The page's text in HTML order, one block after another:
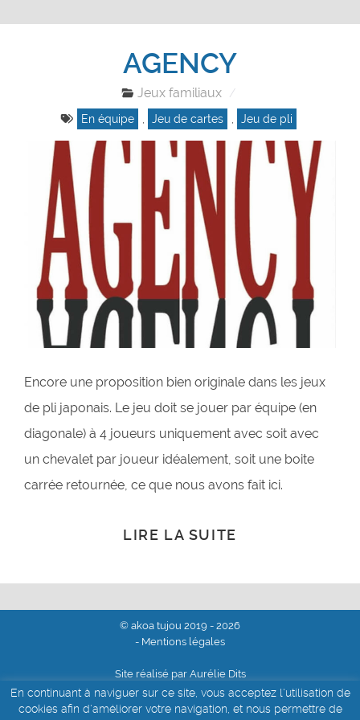
AGENCY
Jeux familiaux
En équipe , Jeu de cartes , Jeu de pli
Encore une proposition bien originale dans les jeux
de pli japonais. Le jeu doit se jouer par équipe (en
diagonale) à 4 joueurs uniquement avec soit avec
un chevalet par joueur idéalement, soit une boite
carrée retournée, ce que nous avons fait ici.
LIRE LA SUITE
© akoa tujou 2019 - 2026
- Mentions légales
Site réalisé par Aurélie Dits
En continuant à naviguer sur ce site, vous acceptez l'utilisation de
cookies afin d'améliorer votre navigation, et nous permettre de